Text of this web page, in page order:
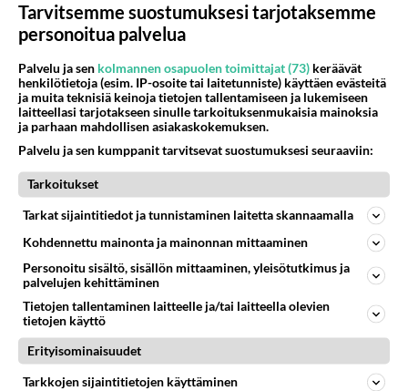
Ilman vai
2006-09-14 13:17:42
Käytätkö aina naidessa peppuun kortsua?
Äänestä
Tarvitsemme suostumuksesi tarjotaksemme
personoitua palvelua
Palvelu ja sen kolmannen osapuolen toimittajat (73) keräävät
henkilötietoja (esim. IP-osoite tai laitetunniste) käyttäen evästeitä
ja muita teknisiä keinoja tietojen tallentamiseen ja lukemiseen
laitteellasi tarjotakseen sinulle tarkoituksenmukaisia mainoksia
ja parhaan mahdollisen asiakaskokemuksen.
Palvelu ja sen kumppanit tarvitsevat suostumuksesi seuraaviin:
Tarkoitukset
Tarkat sijaintitiedot ja tunnistaminen laitetta skannaamalla
Kohdennettu mainonta ja mainonnan mittaaminen
Personoitu sisältö, sisällön mittaaminen, yleisötutkimus ja
palvelujen kehittäminen
Tietojen tallentaminen laitteelle ja/tai laitteella olevien
tietojen käyttö
Erityisominaisuudet
Tarkkojen sijaintitietojen käyttäminen